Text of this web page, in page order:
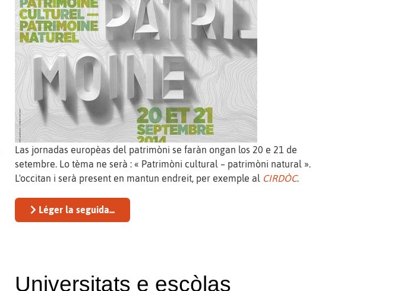
Las jornadas europèas del patrimòni se faràn ongan los 20 e 21 de
setembre. Lo tèma ne serà : « Patrimòni cultural – patrimòni natural ».
L'occitan i serà present en mantun endreit, per exemple al CIRDÒC.
Léger la seguida...
Universitats e escòlas